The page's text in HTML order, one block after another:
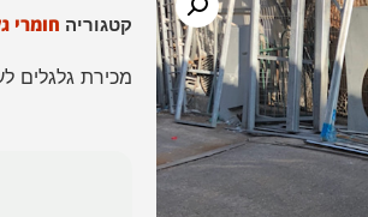
קטגוריה חומרי
מכירת גלגלים